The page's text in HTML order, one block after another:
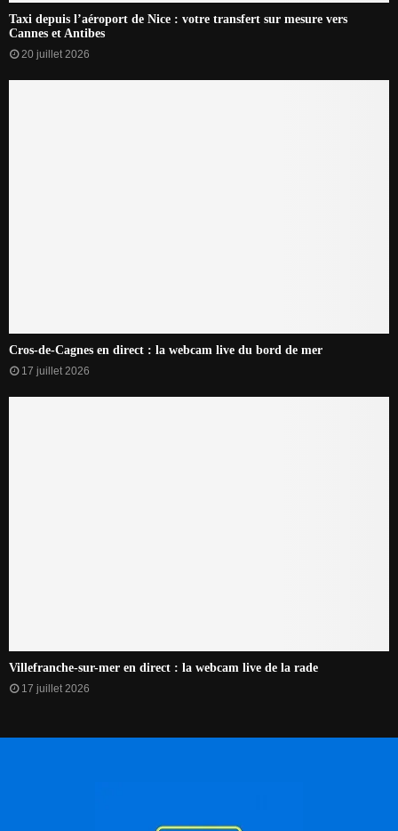
Taxi depuis l’aéroport de Nice : votre transfert sur mesure vers
Cannes et Antibes
20 juillet 2026
Cros-de-Cagnes en direct : la webcam live du bord de mer
17 juillet 2026
Villefranche-sur-mer en direct : la webcam live de la rade
17 juillet 2026